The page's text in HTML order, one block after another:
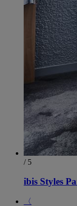
/ 5
ibis Styles
〈